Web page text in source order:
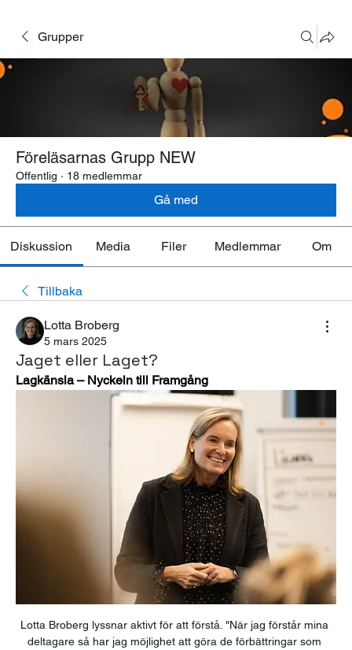
Grupper
Föreläsarnas Grupp NEW
Offentlig · 18 medlemmar
Gå med
Diskussion Media Filer Medlemmar Om
Tillbaka
Lotta Broberg
5 mars 2025
Jaget eller Laget?
Lagkänsla – Nyckeln till Framgång
Lotta Broberg lyssnar aktivt för att förstå. "När jag förstår mina
deltagare så har jag möjlighet att göra de förbättringar som